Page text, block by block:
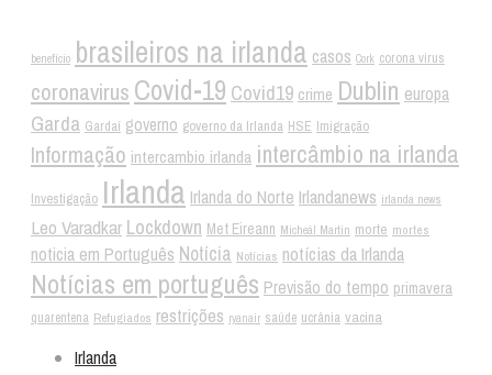
benefício brasileiros na irlanda casos Cork corona virus
coronavirus Covid-19 Covid19 crime Dublin europa
Garda Gardaí governo governo da Irlanda HSE Imigração
Informação intercambio irlanda intercâmbio na irlanda
Investigação Irlanda Irlanda do Norte Irlandanews irlanda news
Leo Varadkar Lockdown Met Eireann Micheál Martin morte mortes
noticia em Português Notícia Notícias notícias da Irlanda
Notícias em português Previsão do tempo primavera
quarentena Refugiados restrições ryanair saúde ucrânia vacina
Irlanda